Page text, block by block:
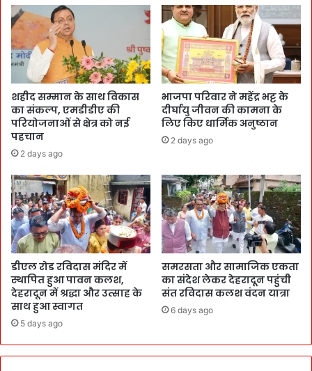
शहीद सम्मान के साथ विकास
का संकल्प, एमडीडीए की
परियोजनाओं से क्षेत्र को नई
पहचान
2 days ago
भाजपा परिवार ने महेंद्र भट्ट के
दीर्घायु जीवन की कामना के
लिए किए धार्मिक अनुष्ठान
2 days ago
डीएल रोड रविदास मंदिर में
स्थापित हुआ पावन कलश,
देहरादून में श्रद्धा और उत्साह के
साथ हुआ स्वागत
5 days ago
समरसता और सामाजिक एकता
का संदेश लेकर देहरादून पहुंची
संत रविदास कलश वंदन यात्रा
6 days ago